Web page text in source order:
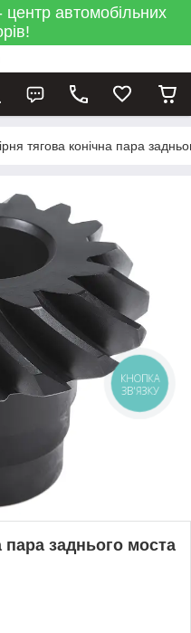
автомобільних
тягова конічна пара
пара заднього моста
КНОПКА
ЗВ'ЯЗКУ